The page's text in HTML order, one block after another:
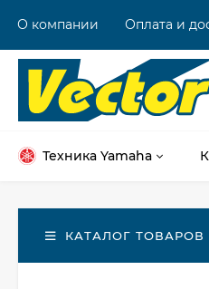
О компании Оплата и
Техника Yamaha
КАТАЛОГ ТОВАРОВ